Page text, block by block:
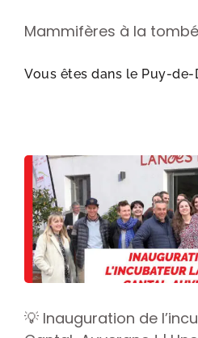
Mammifères à la
Vous êtes dans le Puy-de-
💡 Inauguration de